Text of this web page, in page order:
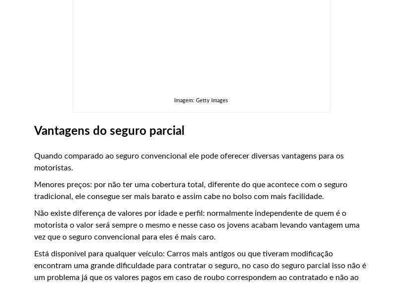
Imagem: Getty Images
Vantagens do seguro parcial
Quando comparado ao seguro convencional ele pode oferecer diversas vantagens para os
motoristas.
Menores preços: por não ter uma cobertura total, diferente do que acontece com o seguro
tradicional, ele consegue ser mais barato e assim cabe no bolso com mais facilidade.
Não existe diferença de valores por idade e perfil: normalmente independente de quem é o
motorista o valor será sempre o mesmo e nesse caso os jovens acabam levando vantagem uma
vez que o seguro convencional para eles é mais caro.
Está disponível para qualquer veículo: Carros mais antigos ou que tiveram modificação
encontram uma grande dificuldade para contratar o seguro, no caso do seguro parcial isso não é
um problema já que os valores pagos em caso de roubo correspondem ao contratado e não ao